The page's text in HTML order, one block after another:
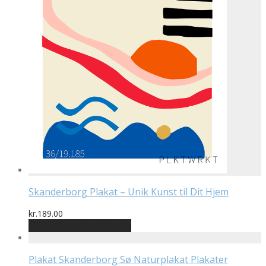
Skanderborg Plakat – Unik Kunst til Dit Hjem
kr.189.00
Plakat Skanderborg Sø Naturplakat Plakater